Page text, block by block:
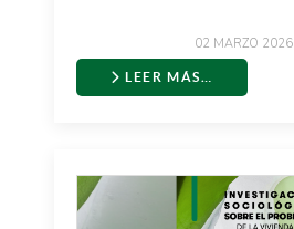
02 MARZO 2026
LEER MÁS…